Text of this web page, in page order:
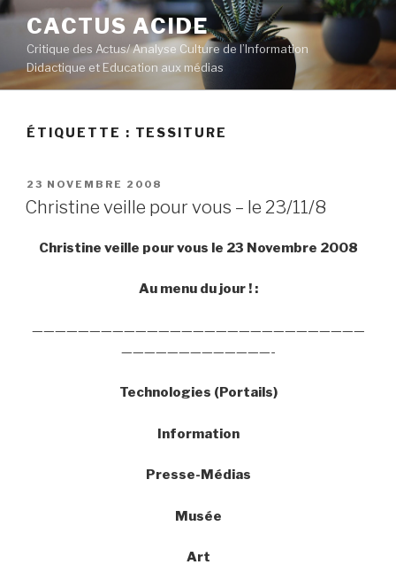
Aller
contenu
principal
CACTUS ACIDE
Critique des Actus/ Analyse Culture de l’Information
Didactique et Education aux médias
ÉTIQUETTE : TESSITURE
PUBLIÉ
LE
23 NOVEMBRE 2008
Christine veille pour vous – le 23/11/8
Christine veille pour vous le 23 Novembre 2008
Au menu du jour ! :
—————————————————————————————
—————————————-
Technologies (Portails)
Information
Presse-Médias
Musée
Art